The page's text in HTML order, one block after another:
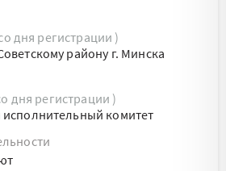
дня регистрации )
району г. Минска
дня регистрации )
комитет